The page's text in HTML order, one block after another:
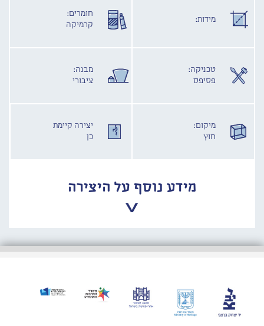
מידות:
חומרים:
קרמיקה
טכניקה:
פסיפס
מבנה:
ציבורי
מיקום:
חוץ
יצירה קיימת
כן
מידע נוסף על היצירה